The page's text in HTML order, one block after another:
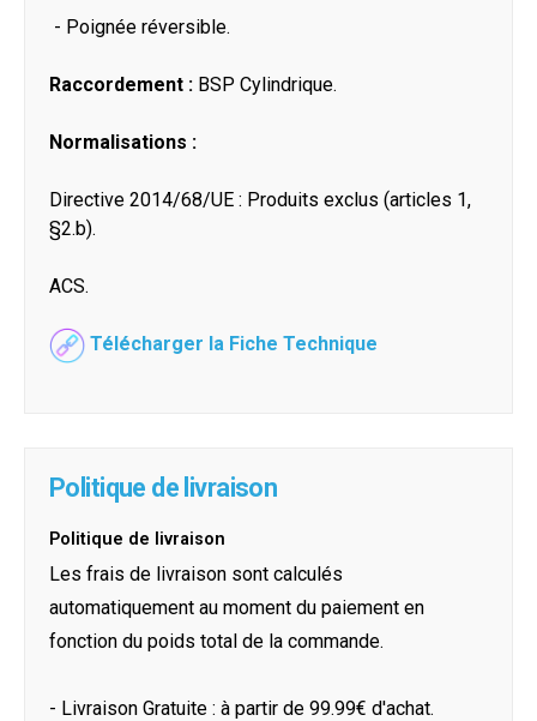
- Poignée réversible.
Raccordement : BSP Cylindrique.
Normalisations :
Directive 2014/68/UE : Produits exclus (articles 1,
§2.b).
ACS.
Télécharger la Fiche Technique
Politique de livraison
Politique de livraison
Les frais de livraison sont calculés
automatiquement au moment du paiement en
fonction du poids total de la commande.
- Livraison Gratuite : à partir de 99.99€ d'achat.